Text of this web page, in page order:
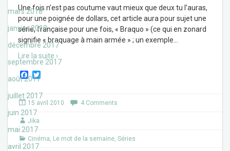
mars 2018
janvier 2018
décembre 2017
septembre 2017
août 2017
juillet 2017
juin 2017
mai 2017
avril 2017
Une fois n’est pas coutume vaut mieux que deux tu l’auras,
pour une poignée de dollars, cet article aura pour sujet une
série, française pour une fois, « Braquo » (ce qui en zonard
signifie « braquage à main armée » ; un exemple
Lire la suite ›
F
a
c
e
b
o
o
k
i
t
t
15 avril 2010 4 Comments
Jika
Cinéma, Le mot de la semaine, Séries